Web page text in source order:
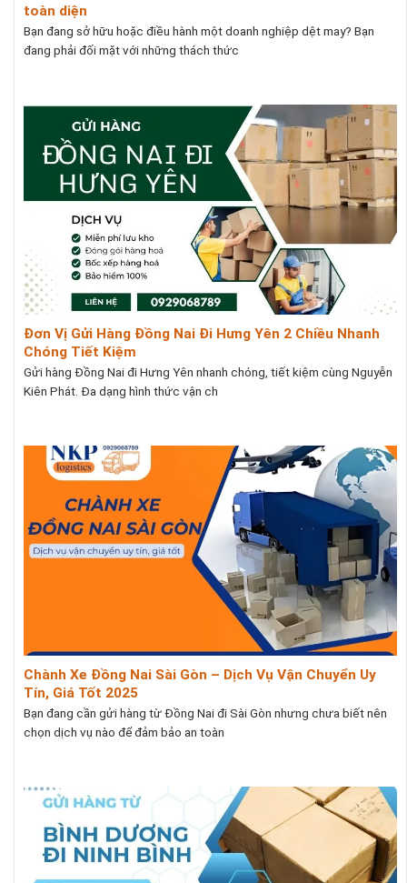
toàn diện
Bạn đang sở hữu hoặc điều hành một doanh nghiệp dệt may? Bạn
đang phải đối mặt với những thách thức
Đơn Vị Gửi Hàng Đồng Nai Đi Hưng Yên 2 Chiều Nhanh
Chóng Tiết Kiệm
Gửi hàng Đồng Nai đi Hưng Yên nhanh chóng, tiết kiệm cùng Nguyễn
Kiên Phát. Đa dạng hình thức vận ch
Chành Xe Đồng Nai Sài Gòn – Dịch Vụ Vận Chuyển Uy
Tín, Giá Tốt 2025
Bạn đang cần gửi hàng từ Đồng Nai đi Sài Gòn nhưng chưa biết nên
chọn dịch vụ nào để đảm bảo an toàn